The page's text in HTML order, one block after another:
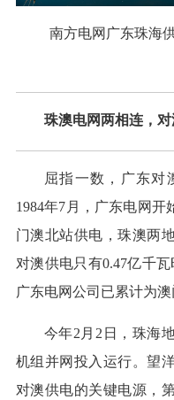
南方电网广东珠海
珠澳电网两相连，
屈指一数，广东对
1984年7月，广东电网
门澳北站供电，珠澳两
对澳供电只有0.47亿千
广东电网公司已累计为澳
今年2月2日，珠海
机组并网投入运行。望
对澳供电的关键电源，